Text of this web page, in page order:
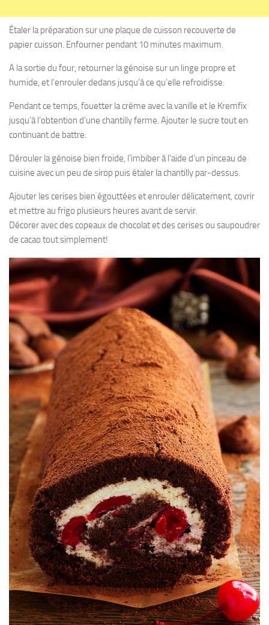
Étaler la préparation sur une plaque de cuisson recouverte de
papier cuisson. Enfourner pendant 10 minutes maximum.
A la sortie du four, retourner la génoise sur un linge propre et
humide, et l’enrouler dedans jusqu’à ce qu’elle refroidisse.
Pendant ce temps, fouetter la crème avec la vanille et le Kremfix
jusqu’à l’obtention d’une chantilly ferme. Ajouter le sucre tout en
continuant de battre.
Dérouler la génoise bien froide, l’imbiber à l’aide d’un pinceau de
cuisine avec un peu de sirop puis étaler la chantilly par-dessus.
Ajouter les cerises bien égouttées et enrouler délicatement, covrir
et mettre au frigo plusieurs heures avant de servir.
Décorer avec des copeaux de chocolat et des cerises ou saupoudrer
de cacao tout simplement!